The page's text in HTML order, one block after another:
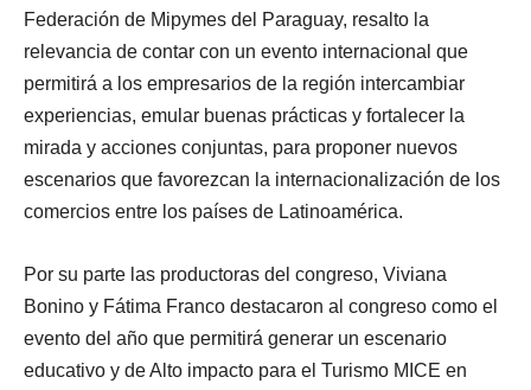
Federación de Mipymes del Paraguay, resalto la
relevancia de contar con un evento internacional que
permitirá a los empresarios de la región intercambiar
experiencias, emular buenas prácticas y fortalecer la
mirada y acciones conjuntas, para proponer nuevos
escenarios que favorezcan la internacionalización de los
comercios entre los países de Latinoamérica.
Por su parte las productoras del congreso, Viviana
Bonino y Fátima Franco destacaron al congreso como el
evento del año que permitirá generar un escenario
educativo y de Alto impacto para el Turismo MICE en